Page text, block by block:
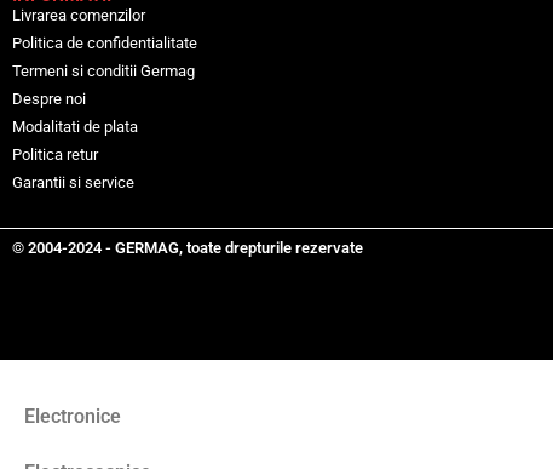
Livrarea comenzilor
Politica de confidentialitate
Termeni si conditii Germag
Despre noi
Modalitati de plata
Politica retur
Garantii si service
© 2004-2024 - GERMAG, toate drepturile rezervate
Electronice